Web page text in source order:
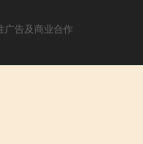
广告及商业合作